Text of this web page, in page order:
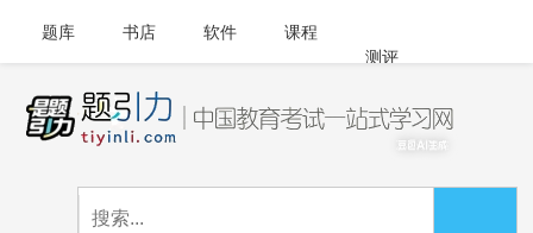
题库 书店 软件
课程
测评
APP下载